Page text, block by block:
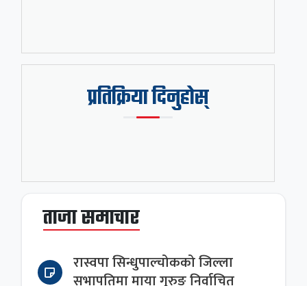
प्रतिक्रिया दिनुहोस्
ताजा समाचार
रास्वपा सिन्धुपाल्चोकको जिल्ला
सभापतिमा माया गुरुङ निर्वाचित